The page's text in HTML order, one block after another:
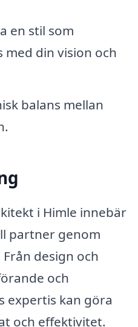
en stil som
din vision och
balans mellan
i Himle innebär
partner genom
design och
och
expertis kan göra
och effektivitet.